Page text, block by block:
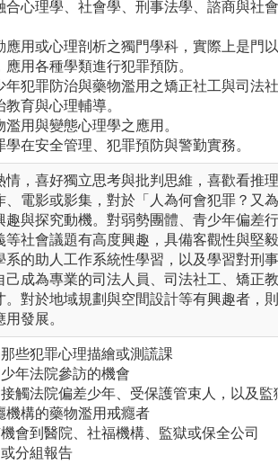
合心理學、社會學、刑事法學、諮商與社
應用或心理剖析之獨門學科，實際上是門
用各種學類進行犯罪預防。
犯罪防治與藥物濫用之矯正社工與司法社
育與心理輔導。
用與變態心理學之應用。
在安全管理、犯罪預防與警勤實務。
情，喜好獨立思考與批判思維，喜歡看推
、電影或影集，對於「人為何會犯罪？又
與探究動機。對弱勢團體、青少年偏差行
等社會議題有高度興趣，具備客觀性與堅
系的助人工作系統性學習，以及學習對刑
己成為專業的司法人員、司法社工、矯正
。對於地域規劃與空間設計等有興趣者，
發展。
些犯罪心理描繪或測謊課
年法院參訪的機會
觸法院偏差少年、受保護管束人，以及監
機構的藥物濫用戒癮者
會到醫院、社福機構、監獄或保全公司
分組報告